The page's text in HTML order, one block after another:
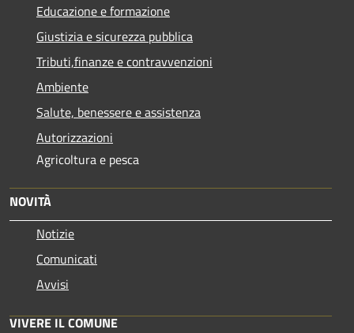
Educazione e formazione
Giustizia e sicurezza pubblica
Tributi,finanze e contravvenzioni
Ambiente
Salute, benessere e assistenza
Autorizzazioni
Agricoltura e pesca
NOVITÀ
Notizie
Comunicati
Avvisi
VIVERE IL COMUNE